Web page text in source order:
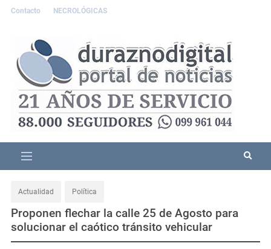
Contacto NECROLÓGICAS
Actualidad Política
Proponen flechar la calle 25 de Agosto para
solucionar el caótico tránsito vehicular